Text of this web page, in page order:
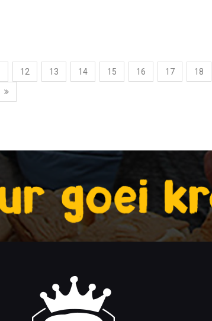
12 13 14 15 16 17 18